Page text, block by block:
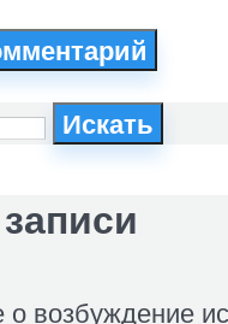
Искать
о возбуждение